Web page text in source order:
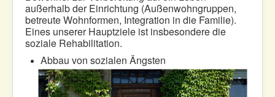
außerhalb der Einrichtung (Außenwohngruppen,
betreute Wohnformen, Integration in die Familie).
Eines unserer Hauptziele ist insbesondere die
soziale Rehabilitation.
Abbau von sozialen Ängsten